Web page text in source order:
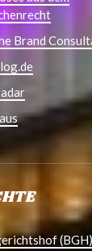
Brand
(BGH)